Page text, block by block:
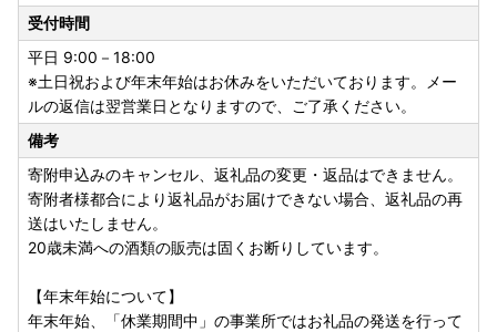
受付時間
平日 9:00－18:00
※土日祝および年末年始はお休みをいただいております。メー
ルの返信は翌営業日となりますので、ご了承ください。
備考
寄附申込みのキャンセル、返礼品の変更・返品はできません。
寄附者様都合により返礼品がお届けできない場合、返礼品の再
送はいたしません。
20歳未満への酒類の販売は固くお断りしています。
【年末年始について】
年末年始、「休業期間中」の事業所ではお礼品の発送を行って